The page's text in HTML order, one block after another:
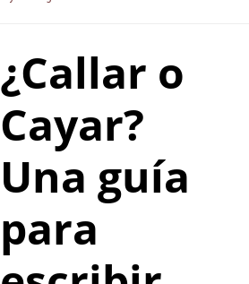
¿Callar o
Cayar?
Una guía
para